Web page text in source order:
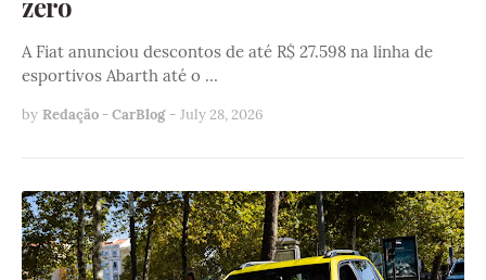
A Fiat anunciou descontos de até R$ 27.598 na linha de
esportivos Abarth até o …
by Redação - CarBlog - July 28, 2026